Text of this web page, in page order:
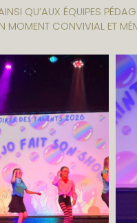
QU’AUX ÉQUIPES
MOMENT CONVIVIAL ET